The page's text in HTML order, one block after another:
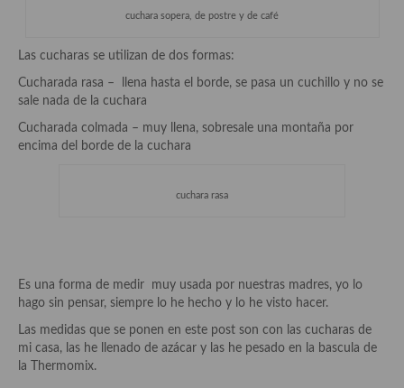
Viajes eno-gastro-turísticos
En El Candelero
Acompañamientos
Airfryer recetas
Aderezos, salsas, vinagretas, especias, hierbas aromáticas o
cuchara sopera, de postre y de café
Las cucharas se utilizan de dos formas:
Cucharada rasa – llena hasta el borde, se pasa un cuchillo y no se
sale nada de la cuchara
Cucharada colmada – muy llena, sobresale una montaña por
encima del borde de la cuchara
cuchara rasa
Es una forma de medir muy usada por nuestras madres, yo lo
hago sin pensar, siempre lo he hecho y lo he visto hacer.
Las medidas que se ponen en este post son con las cucharas de
mi casa, las he llenado de azácar y las he pesado en la bascula de
la Thermomix.